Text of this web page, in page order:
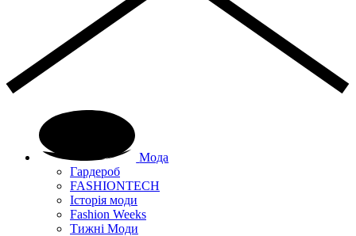
Мода
Гардероб
FASHIONTECH
Історія моди
Fashion Weeks
Тижні Моди